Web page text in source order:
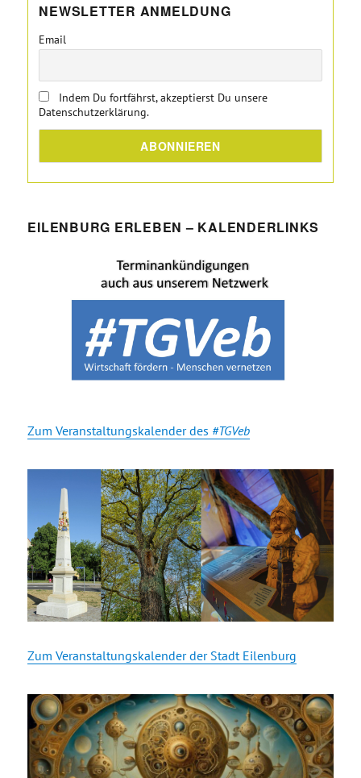
NEWSLETTER ANMELDUNG
Email
Indem Du fortfährst, akzeptierst Du unsere
Datenschutzerklärung.
EILENBURG ERLEBEN – KALENDERLINKS
Zum Veranstaltungskalender des #TGVeb
Zum Veranstaltungskalender der Stadt Eilenburg